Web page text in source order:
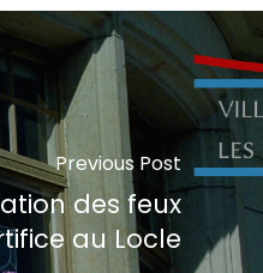
Previous Post
des feux
au Locle